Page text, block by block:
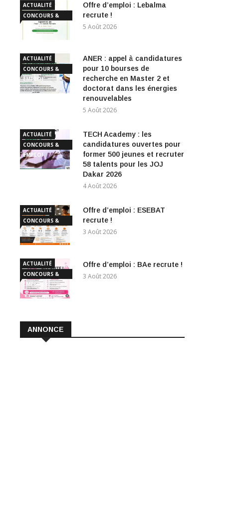
ACTUALITÉ
CONCOURS &
EMPLOI
Offre d’emploi : Lebalma
recrute !
5 Août 2026
ACTUALITÉ
CONCOURS &
EMPLOI
ANER : appel à candidatures
pour 10 bourses de
recherche en Master 2 et
doctorat dans les énergies
renouvelables
5 Août 2026
ACTUALITÉ
CONCOURS &
EMPLOI
TECH Academy : les
candidatures ouvertes pour
former 500 jeunes et recruter
58 talents pour les JOJ
Dakar 2026
4 Août 2026
ACTUALITÉ
CONCOURS &
EMPLOI
Offre d’emploi : ESEBAT
recrute !
3 Août 2026
ACTUALITÉ
CONCOURS &
EMPLOI
Offre d’emploi : BAe recrute !
3 Août 2026
ANNONCE